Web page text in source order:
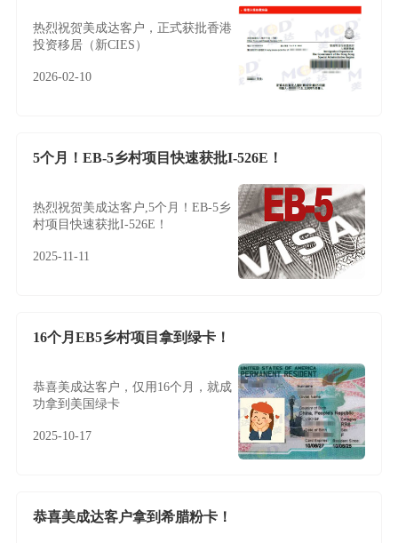
热烈祝贺美成达客户，正式获批香港
投资移居（新CIES）
2026-02-10
5个月！EB-5乡村项目快速获批I-526E！
热烈祝贺美成达客户,5个月！EB-5乡
村项目快速获批I-526E！
2025-11-11
16个月EB5乡村项目拿到绿卡！
恭喜美成达客户，仅用16个月，就成
功拿到美国绿卡
2025-10-17
恭喜美成达客户拿到希腊粉卡！